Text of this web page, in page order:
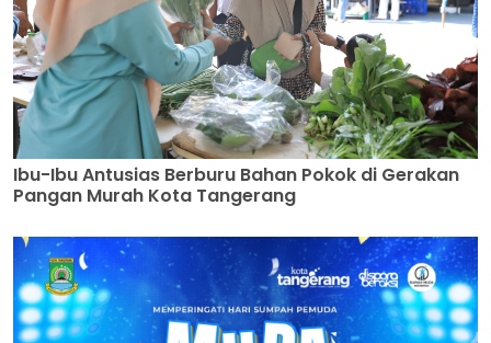
Ibu-Ibu Antusias Berburu Bahan Pokok di Gerakan
Pangan Murah Kota Tangerang